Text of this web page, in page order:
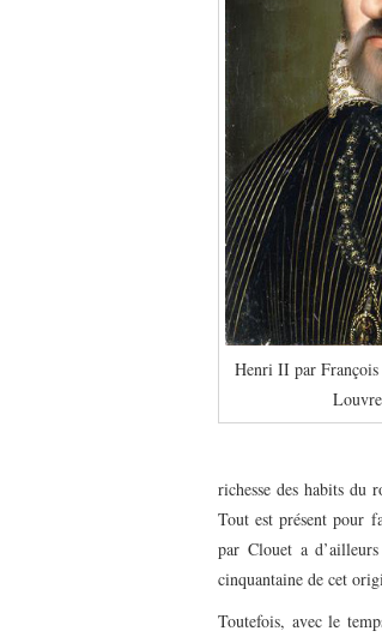
Henri II par
richesse des habits du
Tout est présent pour
par Clouet a
cinquantaine de cet
Toutefois, avec le